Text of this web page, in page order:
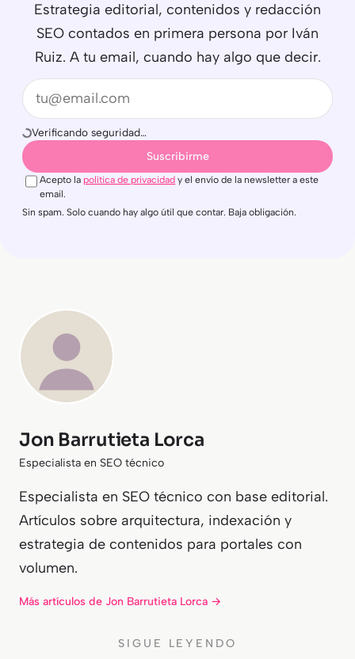
Estrategia editorial, contenidos y redacción
SEO contados en primera persona por Iván
Ruiz. A tu email, cuando hay algo que decir.
Email
Verificando seguridad…
Suscribirme
Acepto la política de privacidad y el envío de la newsletter a este
email.
Sin spam. Solo cuando hay algo útil que contar. Baja obligación.
Jon Barrutieta Lorca
Especialista en SEO técnico
Especialista en SEO técnico con base editorial.
Artículos sobre arquitectura, indexación y
estrategia de contenidos para portales con
volumen.
Más artículos de Jon Barrutieta Lorca →
SIGUE LEYENDO